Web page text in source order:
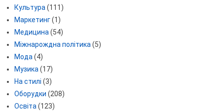
Культура(111)
Маркетинг(1)
Медицина(54)
Міжнарождна політика(5)
Мода(4)
Музика(17)
На стилі (3)
Оборудки (208)
Освіта(123)